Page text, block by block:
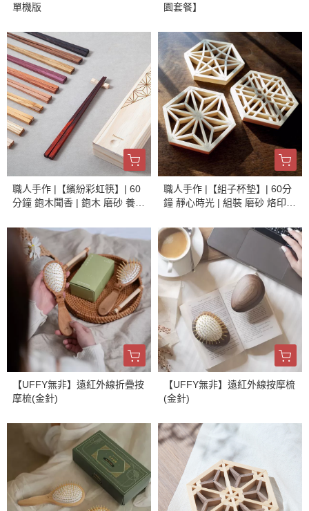
單機版
園套餐】
職人手作 |【繽紛彩虹筷】| 60
分鐘 鉋木聞香 | 鉋木 磨砂 養護
職人手作 |【組子杯墊】| 60分
鐘 靜心時光 | 組裝 磨砂 烙印
【UFFY無非】遠紅外線折疊按
摩梳(金針)
【UFFY無非】遠紅外線按摩梳
(金針)